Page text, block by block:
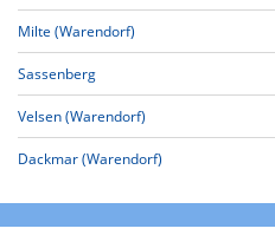
Milte (Warendorf)
Sassenberg
Velsen (Warendorf)
Dackmar (Warendorf)